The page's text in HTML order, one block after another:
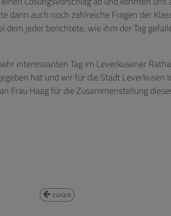
dann auch noch zahlreiche Fragen der
dem jeder berichtete, wie ihm der Tag
interessanten Tag im Leverkusener
hat und wir für die Stadt Leverkusen
Frau Haag für die Zusammenstellung
zurück